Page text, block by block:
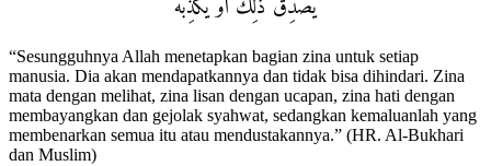
يُصَدِّقُ ذَلِكَ أَوْ يُكَذِّبُهُ
“Sesungguhnya Allah menetapkan bagian zina untuk setiap
manusia. Dia akan mendapatkannya dan tidak bisa dihindari. Zina
mata dengan melihat, zina lisan dengan ucapan, zina hati dengan
membayangkan dan gejolak syahwat, sedangkan kemaluanlah yang
membenarkan semua itu atau mendustakannya.” (HR. Al-Bukhari
dan Muslim)